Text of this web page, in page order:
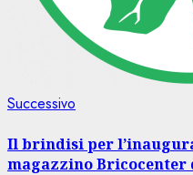
Successivo
Il brindisi per
magazzino